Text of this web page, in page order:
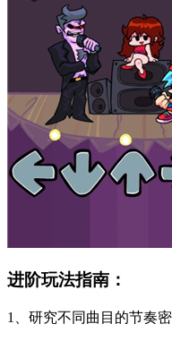
进阶玩法指南：
1、研究不同曲目的节奏